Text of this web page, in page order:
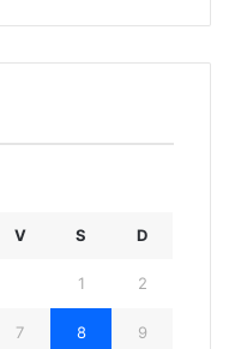
V S D
1 2
7 8 9